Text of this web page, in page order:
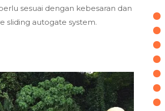
sesuai dengan kebesaran dan
sliding autogate system.